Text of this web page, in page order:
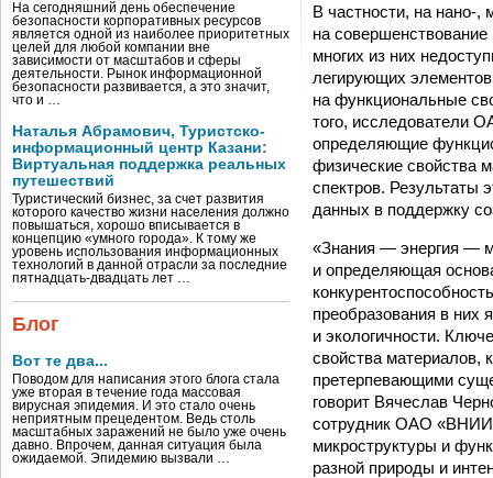
На сегодняшний день обеспечение
безопасности корпоративных ресурсов
является одной из наиболее приоритетных
целей для любой компании вне
зависимости от масштабов и сферы
деятельности. Рынок информационной
безопасности развивается, а это значит,
что и …
Наталья Абрамович, Туристско-
информационный центр Казани:
Виртуальная поддержка реальных
путешествий
Туристический бизнес, за счет развития
которого качество жизни населения должно
повышаться, хорошо вписывается в
концепцию «умного города». К тому же
уровень использования информационных
технологий в данной отрасли за последние
пятнадцать-двадцать лет …
Блог
Вот те два...
Поводом для написания этого блога стала
уже вторая в течение года массовая
вирусная эпидемия. И это стало очень
неприятным прецедентом. Ведь столь
масштабных заражений не было уже очень
давно. Впрочем, данная ситуация была
ожидаемой. Эпидемию вызвали …
В частности, на нано-,
на
многих из них
легирующих
на функциональные
того, исследователи
определяющие
физические свойства
спектров. Результаты
данных в поддержку
«Знания — энергия —
и определяющая
преобразования в них
и экологичности.
свойства материалов,
претерпевающими
говорит Вячеслав
сотрудник ОАО
микроструктуры и
разной природы и